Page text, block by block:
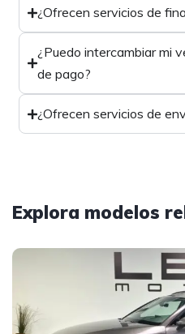
¿Ofrecen servicios de
¿Puedo intercambiar mi
de pago?
¿Ofrecen servicios de
Explora modelos